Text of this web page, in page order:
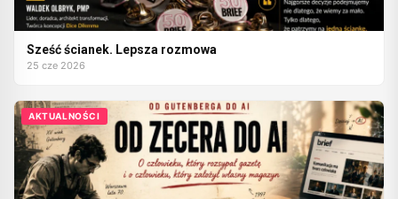
Sześć ścianek. Lepsza rozmowa
25 cze 2026
AKTUALNOŚCI